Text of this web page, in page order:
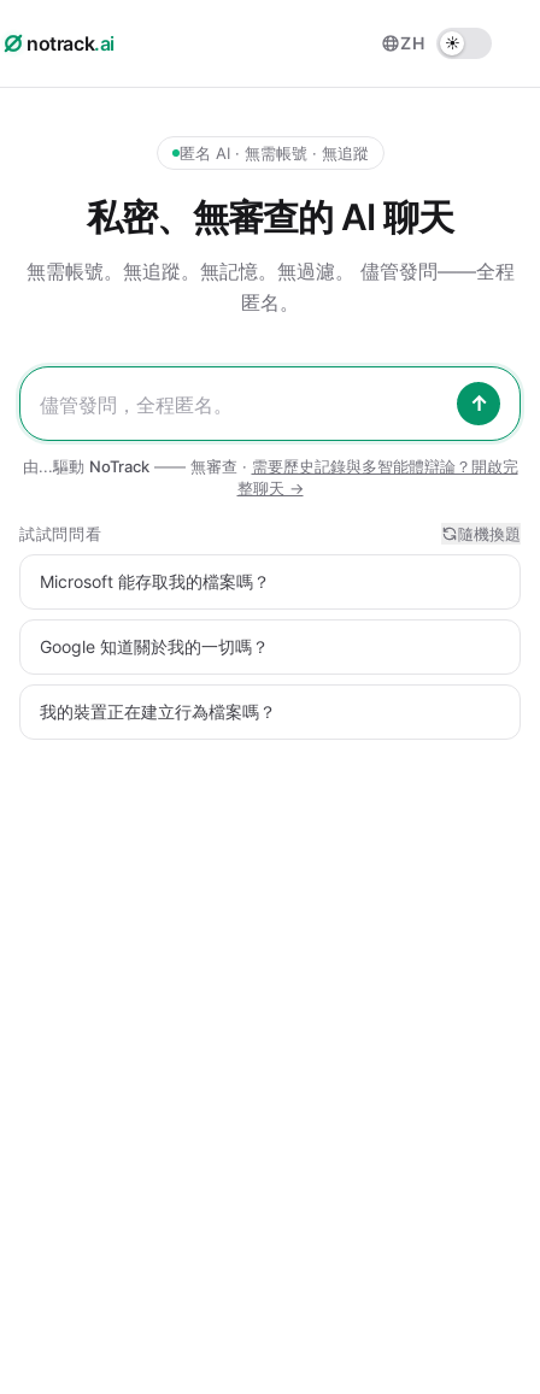
notrack.ai ZH
匿名 AI · 無需帳號 · 無追蹤
私密、無審查的 AI 聊天
無需帳號。無追蹤。無記憶。無過濾。
儘管發問——全程
匿名。
試試問問看 隨機換題
Microsoft 能存取我的檔案嗎？
Google 知道關於我的一切嗎？
我的裝置正在建立行為檔案嗎？
↑
由...驅動 NoTrack—— 無審查 · 需要歷史記錄與多智能體辯論？開啟完
整聊天 →